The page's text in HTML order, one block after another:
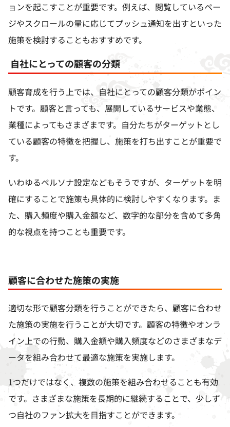
ョンを起こすことが重要です。例えば、閲覧しているペー
ジやスクロールの量に応じてプッシュ通知を出すといった
施策を検討することもおすすめです。
自社にとっての顧客の分類
顧客育成を行う上では、自社にとっての顧客分類がポイン
トです。顧客と言っても、展開しているサービスや業態、
業種によってもさまざまです。自分たちがターゲットとし
ている顧客の特徴を把握し、施策を打ち出すことが重要で
す。
いわゆるペルソナ設定などもそうですが、ターゲットを明
確にすることで施策も具体的に検討しやすくなります。ま
た、購入頻度や購入金額など、数字的な部分を含めて多角
的な視点を持つことも重要です。
顧客に合わせた施策の実施
適切な形で顧客分類を行うことができたら、顧客に合わせ
た施策の実施を行うことが大切です。顧客の特徴やオンラ
イン上での行動、購入金額や購入頻度などのさまざまなデ
ータを組み合わせて最適な施策を実施します。
1つだけではなく、複数の施策を組み合わせることも有効
です。さまざまな施策を長期的に継続することで、少しず
つ自社のファン拡大を目指すことができます。